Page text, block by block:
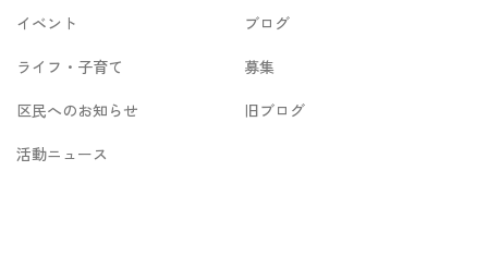
イベント
ブログ
ライフ・子育て
募集
区民へのお知らせ
旧ブログ
活動ニュース